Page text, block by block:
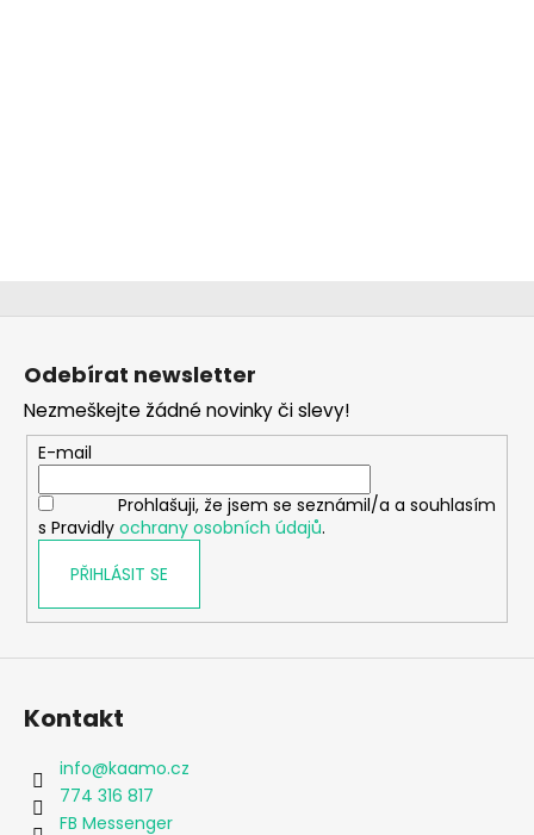
Odebírat newsletter
Nezmeškejte žádné novinky či slevy!
E-mail
Prohlašuji, že jsem se seznámil/a a souhlasím
s Pravidly ochrany osobních údajů.
PŘIHLÁSIT SE
Kontakt
info@kaamo.cz
774 316 817
FB Messenger